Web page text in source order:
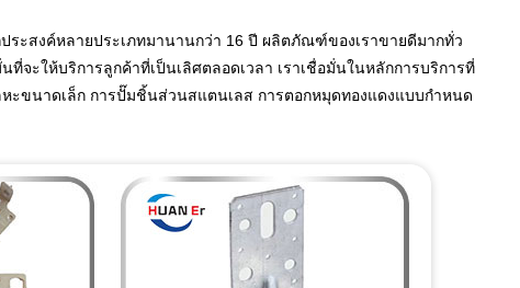
ะสงค์หลายประเภทมานานกว่า 16 ปี ผลิตภัณฑ์ของเราขายดีมากทั่ว
จะให้บริการลูกค้าที่เป็นเลิศตลอดเวลา เราเชื่อมั่นในหลักการบริการที่
ขนาดเล็ก การปั๊มชิ้นส่วนสแตนเลส การตอกหมุดทองแดงแบบกำหนด